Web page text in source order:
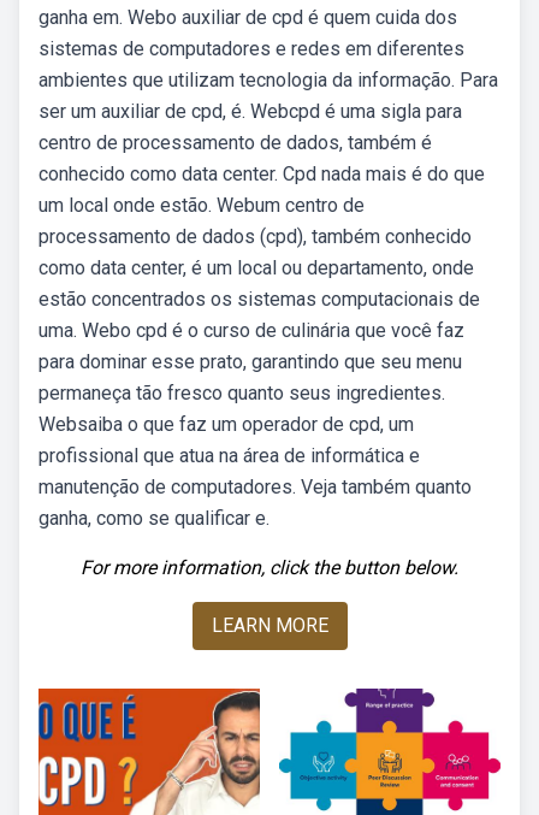
ganha em. Webo auxiliar de cpd é quem cuida dos
sistemas de computadores e redes em diferentes
ambientes que utilizam tecnologia da informação. Para
ser um auxiliar de cpd, é. Webcpd é uma sigla para
centro de processamento de dados, também é
conhecido como data center. Cpd nada mais é do que
um local onde estão. Webum centro de
processamento de dados (cpd), também conhecido
como data center, é um local ou departamento, onde
estão concentrados os sistemas computacionais de
uma. Webo cpd é o curso de culinária que você faz
para dominar esse prato, garantindo que seu menu
permaneça tão fresco quanto seus ingredientes.
Websaiba o que faz um operador de cpd, um
profissional que atua na área de informática e
manutenção de computadores. Veja também quanto
ganha, como se qualificar e.
For more information, click the button below.
LEARN MORE